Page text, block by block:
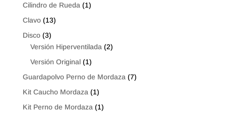
Cilindro de Rueda (1)
Clavo (13)
Disco (3)
Versión Hiperventilada (2)
Versión Original (1)
Guardapolvo Perno de Mordaza (7)
Kit Caucho Mordaza (1)
Kit Perno de Mordaza (1)